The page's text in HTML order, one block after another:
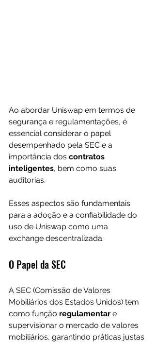
Ao abordar Uniswap em termos de
segurança e regulamentações, é
essencial considerar o papel
desempenhado pela SEC e a
importância dos contratos
inteligentes, bem como suas
auditorias.
Esses aspectos são fundamentais
para a adoção e a confiabilidade do
uso de Uniswap como uma
exchange descentralizada.
O Papel da SEC
A SEC (Comissão de Valores
Mobiliários dos Estados Unidos) tem
como função regulamentar e
supervisionar o mercado de valores
mobiliários, garantindo práticas justas